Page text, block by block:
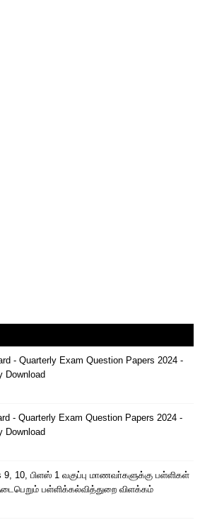
- Quarterly Exam Question Papers 2024 -
Download
- Quarterly Exam Question Papers 2024 -
Download
9, 10, பிளஸ் 1 வகுப்பு மாணவா்களுக்கு பள்ளிகள்
பள்ளிக்கல்வித்துறை விளக்கம்